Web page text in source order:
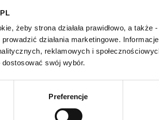
żeby strona działała prawidłowo, a
działania marketingowe.
reklamowych i
swój wybór.
Preferencje
comparative tasting